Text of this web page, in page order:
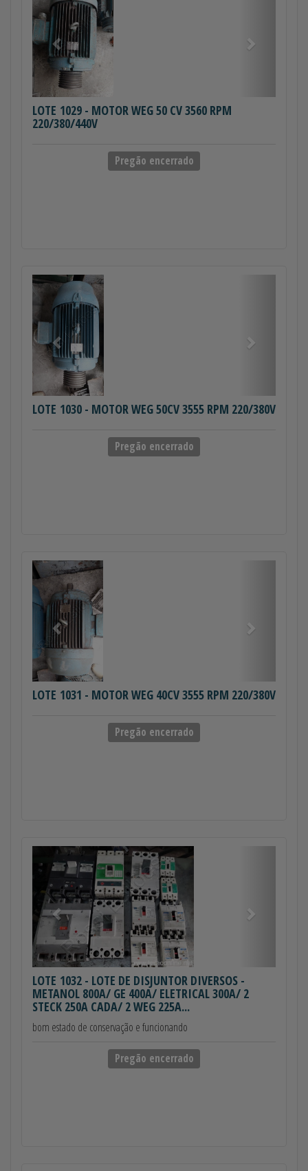
LOTE 1029 - MOTOR WEG 50 CV 3560 RPM
220/380/440V
Pregão encerrado
Anterior
LOTE 1030 - MOTOR WEG 50CV 3555 RPM 220/380V
Pregão encerrado
Anterior
LOTE 1031 - MOTOR WEG 40CV 3555 RPM 220/380V
Pregão encerrado
Anterior
LOTE 1032 - LOTE DE DISJUNTOR DIVERSOS -
METANOL 800A/ GE 400A/ ELETRICAL 300A/ 2
STECK 250A CADA/ 2 WEG 225A...
bom estado de conservação e funcionando
Pregão encerrado